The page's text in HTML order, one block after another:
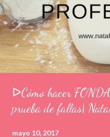
ᐅCómo hacer
prueba de fallas|
mayo 10, 2017